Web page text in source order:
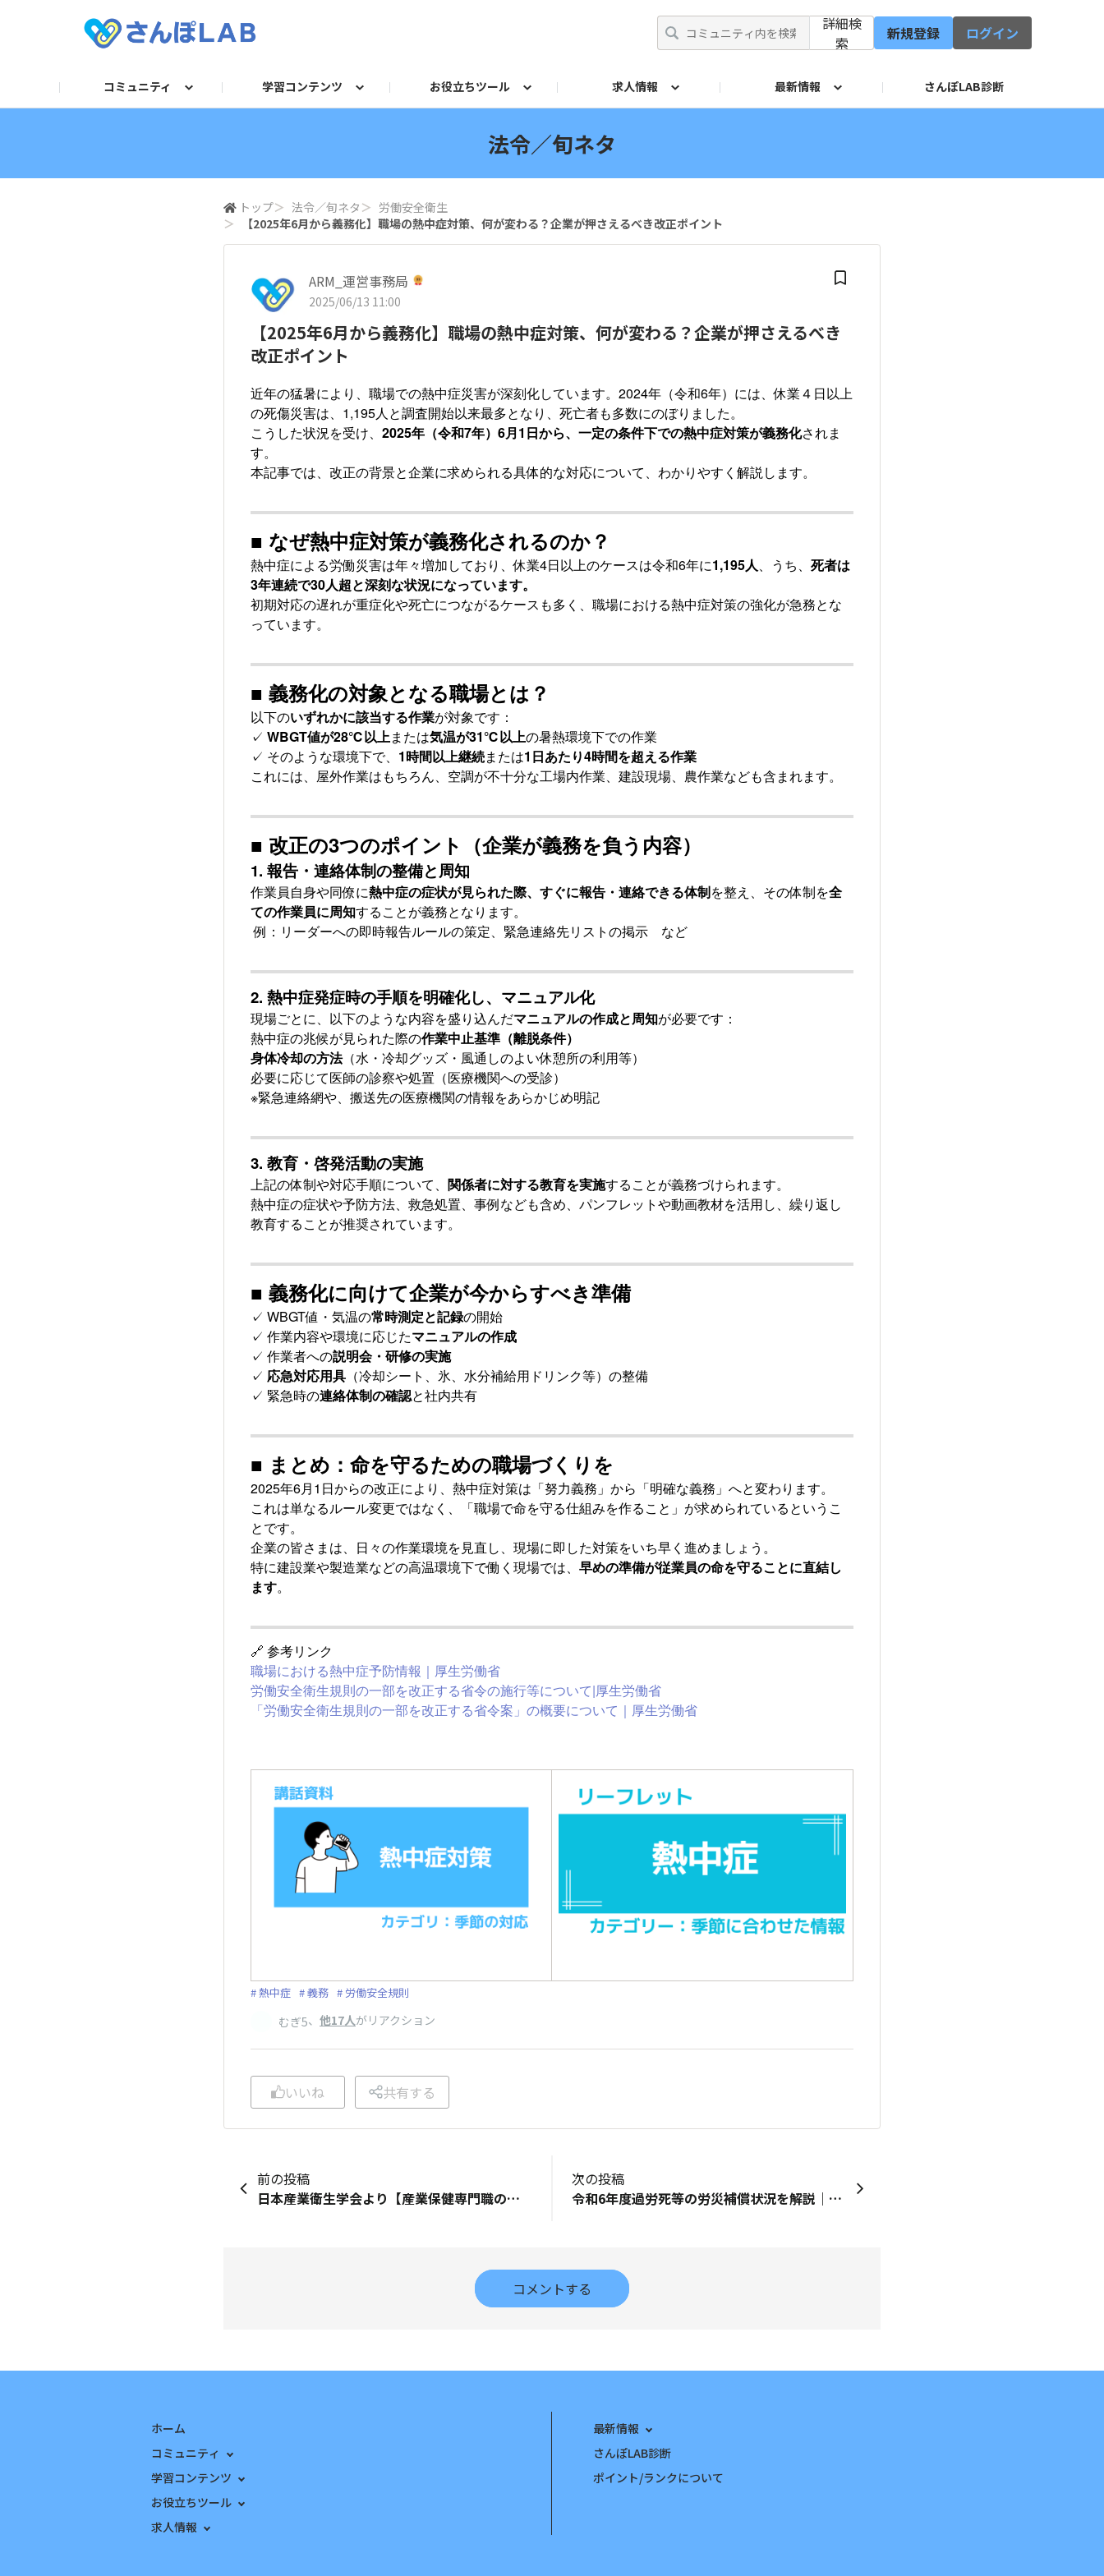
詳細検
索
新規登録 ログイン
コミュニティ 学習コンテンツ お役立ちツール 求人情報 最新情報 さんぽLAB診断
法令／旬ネタ
トップ＞ 法令／旬ネタ ＞ 労働安全衛生
＞
【2025年6月から義務化】職場の熱中症対策、何が変わる？企業が押さえるべき改正ポイント
ARM_運営事務局
2025/06/13 11:00
【2025年6月から義務化】職場の熱中症対策、何が変わる？企業が押さえるべき
改正ポイント
近年の猛暑により、職場での熱中症災害が深刻化しています。2024年（令和6年）には、休業４日以上
の死傷災害は、1,195人と調査開始以来最多となり、死亡者も多数にのぼりました。
こうした状況を受け、 2025年（令和7年）6月1日から、一定の条件下での熱中症対策が義務化されま
す。
本記事では、改正の背景と企業に求められる具体的な対応について、わかりやすく解説します。
■ なぜ熱中症対策が義務化されるのか？
熱中症による労働災害は年々増加しており、休業4日以上のケースは令和6年に1,195人、うち、 死者は
3年連続で30人超と深刻な状況になっています。
初期対応の遅れが重症化や死亡につながるケースも多く、職場における熱中症対策の強化が急務とな
っています。
■ 義務化の対象となる職場とは？
以下のいずれかに該当する作業が対象です：
✓ WBGT値が28℃以上または気温が31℃以上の暑熱環境下での作業
✓ そのような環境下で、 1時間以上継続または1日あたり4時間を超える作業
これには、屋外作業はもちろん、空調が不十分な工場内作業、建設現場、農作業なども含まれます。
■ 改正の3つのポイント（企業が義務を負う内容）
1. 報告・連絡体制の整備と周知
作業員自身や同僚に熱中症の症状が見られた際、すぐに報告・連絡できる体制を整え、その体制を全
ての作業員に周知することが義務となります。
例：リーダーへの即時報告ルールの策定、緊急連絡先リストの掲示 など
2. 熱中症発症時の手順を明確化し、マニュアル化
現場ごとに、以下のような内容を盛り込んだマニュアルの作成と周知が必要です：
熱中症の兆候が見られた際の作業中止基準（離脱条件）
身体冷却の方法（水・冷却グッズ・風通しのよい休憩所の利用等）
必要に応じて医師の診察や処置（医療機関への受診）
※緊急連絡網や、搬送先の医療機関の情報をあらかじめ明記
3. 教育・啓発活動の実施
上記の体制や対応手順について、 関係者に対する教育を実施することが義務づけられます。
熱中症の症状や予防方法、救急処置、事例なども含め、パンフレットや動画教材を活用し、繰り返し
教育することが推奨されています。
■ 義務化に向けて企業が今からすべき準備
✓ WBGT値・気温の常時測定と記録の開始
✓ 作業内容や環境に応じたマニュアルの作成
✓ 作業者への説明会・研修の実施
✓ 応急対応用具 （冷却シート、氷、水分補給用ドリンク等）の整備
✓ 緊急時の連絡体制の確認と社内共有
■ まとめ：命を守るための職場づくりを
2025年6月1日からの改正により、熱中症対策は「努力義務」から「明確な義務」へと変わります。
これは単なるルール変更ではなく、「職場で命を守る仕組みを作ること」が求められているというこ
とです。
企業の皆さまは、日々の作業環境を見直し、現場に即した対策をいち早く進めましょう。
特に建設業や製造業などの高温環境下で働く現場では、 早めの準備が従業員の命を守ることに直結し
ます。
🔗 参考リンク
職場における熱中症予防情報｜厚生労働省
労働安全衛生規則の一部を改正する省令の施行等について|厚生労働省
「労働安全衛生規則の一部を改正する省令案」の概要について｜厚生労働省
熱中症 義務 労働安全規則
むぎ5、 他17人がリアクション
いいね 共有する
前の投稿
日本産業衛生学会より【産業保健専門職の倫理綱領】が改定されました
次の投稿
令和6年度過労死等の労災補償状況を解説｜精神障害の労災認定は過去最多
コメントする
ホーム
コミュニティ
学習コンテンツ
お役立ちツール
求人情報
最新情報
さんぽLAB診断
ポイント/ランクについて